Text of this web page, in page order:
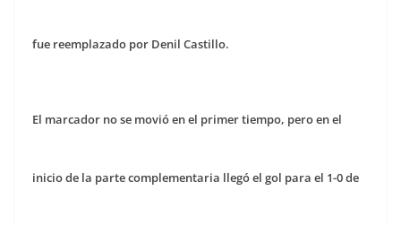
fue reemplazado por Denil Castillo.
El marcador no se movió en el primer tiempo, pero en el
inicio de la parte complementaria llegó el gol para el 1-0 de